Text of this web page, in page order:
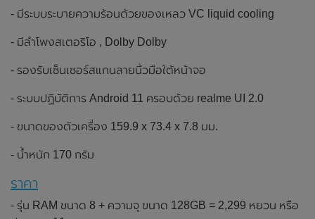
- มีระบบระบายความร้อนด้วยของเหลว VC liquid cooling
- มีลำโพงสเตอริโอ , Dolby Dolby
- รองรับเซ็นเซอร์สแกนลายนิ้วมือใต้หน้าจอ
- ระบบปฏิบัติการ Android 11 ครอบด้วย realme UI 2.0
- ขนาดของตัวเครื่อง 159.9 x 73.4 x 7.8 มม.
- น้ำหนัก 170 กรัม
ราคา
- รุ่น RAM ขนาด 8 + ความจุ ขนาด 128GB = 2,299 หยวน หรือ